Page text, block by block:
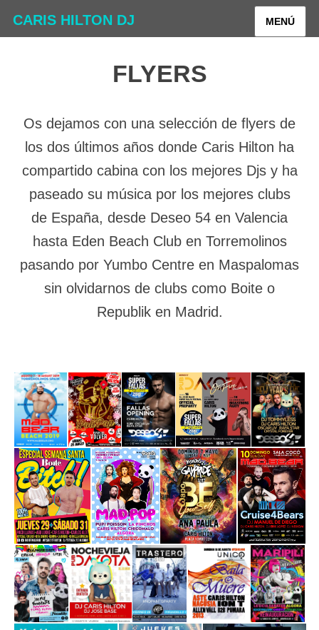
CARIS HILTON DJ MENÚ
FLYERS
Os dejamos con una selección de flyers de
los dos últimos años donde Caris Hilton ha
compartido cabina con los mejores Djs y ha
paseado su música por los mejores clubs
de España, desde Deseo 54 en Valencia
hasta Eden Beach Club en Torremolinos
pasando por Yumbo Centre en Maspalomas
sin olvidarnos de clubs como Boite o
Republik en Madrid.